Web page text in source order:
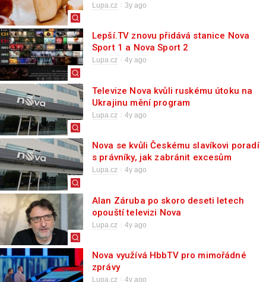
jablek
Lupa.cz 3y ago
Lepší.TV znovu přidává stanice Nova
Sport 1 a Nova Sport 2
Lupa.cz 4y ago
Televize Nova kvůli ruskému útoku na
Ukrajinu mění program
Lupa.cz 4y ago
Nova se kvůli Českému slavíkovi poradí
s právníky, jak zabránit excesům
Lupa.cz 4y ago
Alan Záruba po skoro deseti letech
opouští televizi Nova
Lupa.cz 4y ago
Nova využívá HbbTV pro mimořádné
zprávy
Lupa.cz 4y ago